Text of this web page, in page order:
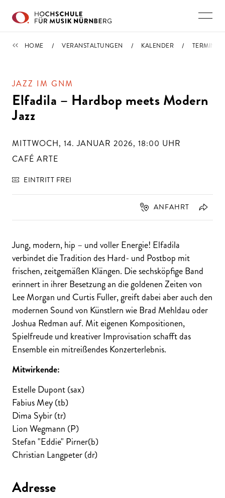
TERMINE
HOME VERANSTALTUNGEN KALENDER TERMIN
JAZZ IM GNM
Elfadila – Hardbop meets Modern
Jazz
MITTWOCH, 14. JANUAR 2026, 18:00 UHR
CAFÉ ARTE
EINTRITT FREI
ANFAHRT
Jung, modern, hip – und voller Energie! Elfadila
verbindet die Tradition des Hard- und Postbop mit
frischen, zeitgemäßen Klängen. Die sechsköpfige Band
erinnert in ihrer Besetzung an die goldenen Zeiten von
Lee Morgan und Curtis Fuller, greift dabei aber auch den
modernen Sound von Künstlern wie Brad Mehldau oder
Joshua Redman auf. Mit eigenen Kompositionen,
Spielfreude und kreativer Improvisation schafft das
Ensemble ein mitreißendes Konzerterlebnis.
Mitwirkende:
Estelle Dupont (sax)
Fabius Mey (tb)
Dima Sybir (tr)
Lion Wegmann (P)
Stefan "Eddie" Pirner(b)
Christian Langpeter (dr)
Adresse